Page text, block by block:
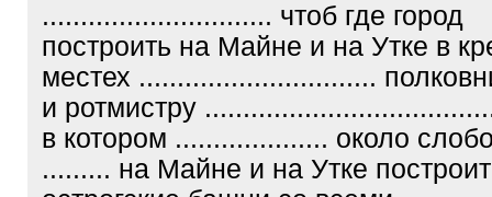
.............................. чтоб где город
построить на Майне и на Утке в
местех ...............................
и ротмистру
в котором .................... около
......... на Майне и на Утке